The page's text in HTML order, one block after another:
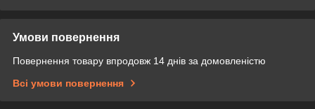
Умови повернення
Повернення товару впродовж 14 днів за домовленістю
Всі умови повернення